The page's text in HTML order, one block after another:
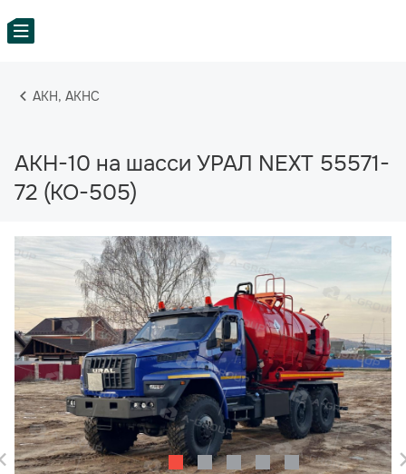
АКН, АКНС
АКН-10 на шасси УРАЛ NEXT 55571-
72 (КО-505)